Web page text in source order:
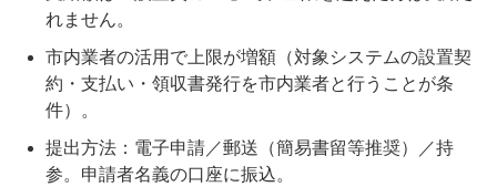
れません。
市内業者の活用で上限が増額（対象システムの設置契
約・支払い・領収書発行を市内業者と行うことが条
件）。
提出方法：電子申請／郵送（簡易書留等推奨）／持
参。申請者名義の口座に振込。